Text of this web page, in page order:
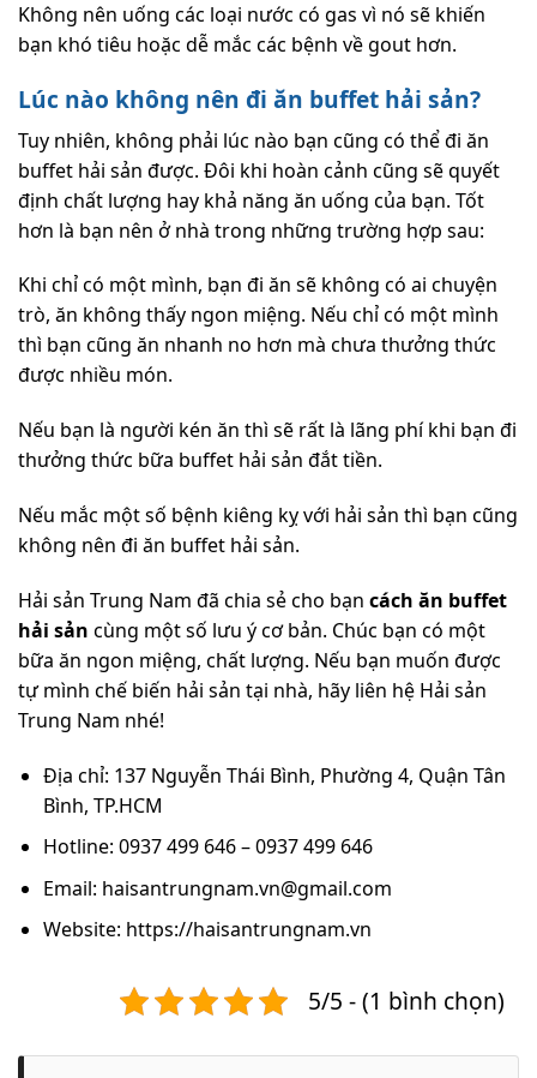
Không nên uống các loại nước có gas vì nó sẽ khiến
bạn khó tiêu hoặc dễ mắc các bệnh về gout hơn.
Lúc nào không nên đi ăn buffet hải sản?
Tuy nhiên, không phải lúc nào bạn cũng có thể đi ăn
buffet hải sản được. Đôi khi hoàn cảnh cũng sẽ quyết
định chất lượng hay khả năng ăn uống của bạn. Tốt
hơn là bạn nên ở nhà trong những trường hợp sau:
Khi chỉ có một mình, bạn đi ăn sẽ không có ai chuyện
trò, ăn không thấy ngon miệng. Nếu chỉ có một mình
thì bạn cũng ăn nhanh no hơn mà chưa thưởng thức
được nhiều món.
Nếu bạn là người kén ăn thì sẽ rất là lãng phí khi bạn đi
thưởng thức bữa buffet hải sản đắt tiền.
Nếu mắc một số bệnh kiêng kỵ với hải sản thì bạn cũng
không nên đi ăn buffet hải sản.
Hải sản Trung Nam đã chia sẻ cho bạn cách ăn buffet
hải sản cùng một số lưu ý cơ bản. Chúc bạn có một
bữa ăn ngon miệng, chất lượng. Nếu bạn muốn được
tự mình chế biến hải sản tại nhà, hãy liên hệ Hải sản
Trung Nam nhé!
Địa chỉ: 137 Nguyễn Thái Bình, Phường 4, Quận Tân
Bình, TP.HCM
Hotline: 0937 499 646 – 0937 499 646
Email: haisantrungnam.vn@gmail.com
Website: https://haisantrungnam.vn
5/5 - (1 bình chọn)